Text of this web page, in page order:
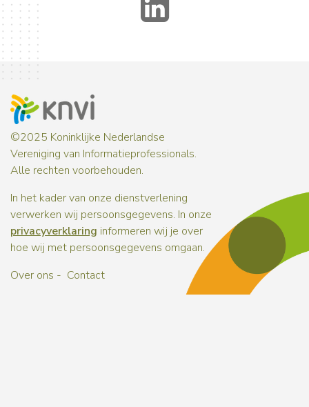
©2025 Koninklijke Nederlandse
Vereniging van Informatieprofessionals.
Alle rechten voorbehouden.
In het kader van onze dienstverlening
verwerken wij persoonsgegevens. In onze
privacyverklaring informeren wij je over
hoe wij met persoonsgegevens omgaan.
Over ons
Contact